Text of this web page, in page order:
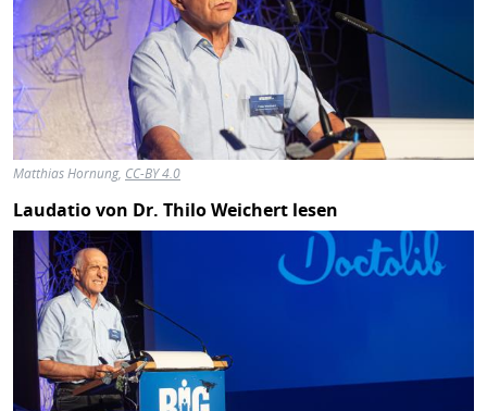
Laudatio von Dr. Thilo Weichert lesen
Matthias Hornung, CC-BY 4.0